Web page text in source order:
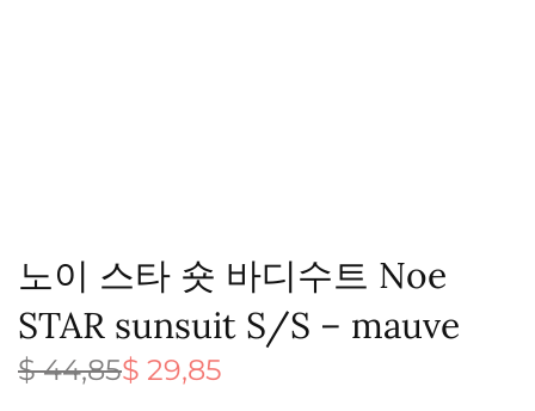
노이 스타 숏 바디수트 Noe
STAR sunsuit S/S – mauve
$44,85
원래 가
격:
$ 29,85
현재 가
격: